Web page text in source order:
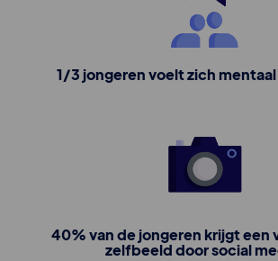
1/3 jongeren voelt zich
40% van de jongeren krijgt een
zelfbeeld door social